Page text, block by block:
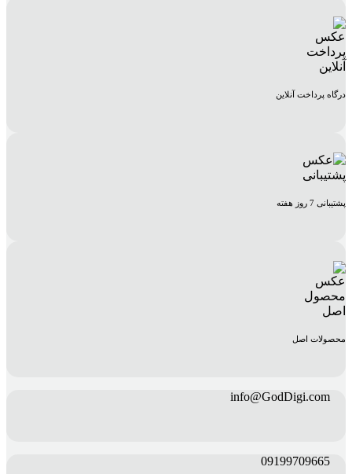
درگاه پرداخت آنلاین
پشتیبانی 7 روز هفته
محصولات اصل
info@GodDigi.com
09199709665